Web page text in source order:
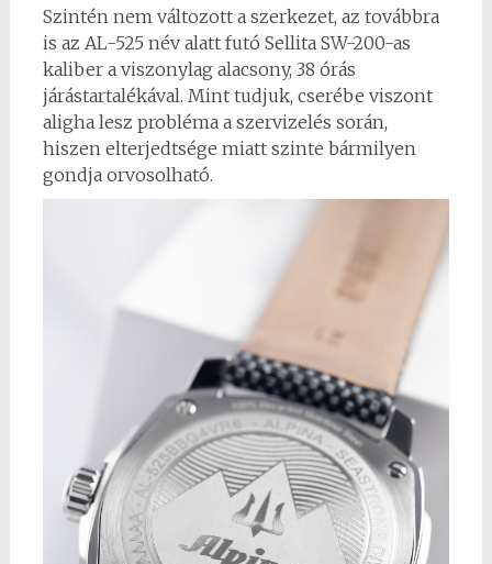
Szintén nem változott a szerkezet, az továbbra
is az AL-525 név alatt futó Sellita SW-200-as
kaliber a viszonylag alacsony, 38 órás
járástartalékával. Mint tudjuk, cserébe viszont
aligha lesz probléma a szervizelés során,
hiszen elterjedtsége miatt szinte bármilyen
gondja orvosolható.